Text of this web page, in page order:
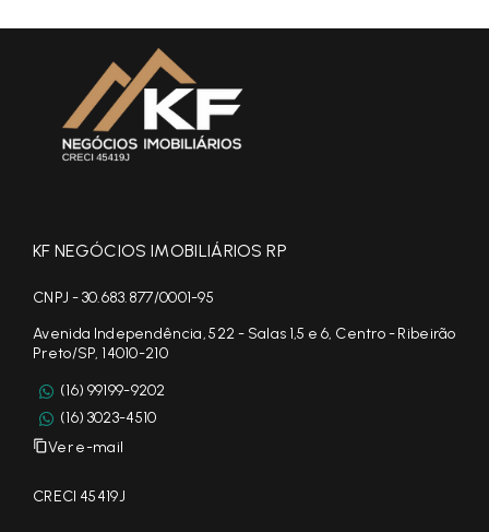
KF NEGÓCIOS IMOBILIÁRIOS RP
CNPJ - 30.683.877/0001-95
Avenida Independência, 522 - Salas 1,5 e 6, Centro - Ribeirão
Preto/SP, 14010-210
(16) 99199-9202
(16) 3023-4510
Ver e-mail
CRECI 45419J